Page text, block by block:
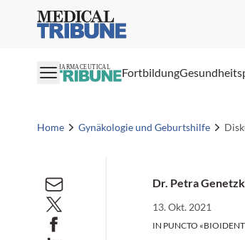
Medical Tribune
PHARMACEUTICAL Fortbildung
Home Gynäkologie und Geburtshilfe
Dr. Petra
13. Okt. 2021
IN PUNCTO